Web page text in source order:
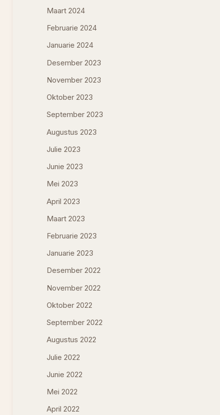
Maart 2024
Februarie 2024
Januarie 2024
Desember 2023
November 2023
Oktober 2023
September 2023
Augustus 2023
Julie 2023
Junie 2023
Mei 2023
April 2023
Maart 2023
Februarie 2023
Januarie 2023
Desember 2022
November 2022
Oktober 2022
September 2022
Augustus 2022
Julie 2022
Junie 2022
Mei 2022
April 2022